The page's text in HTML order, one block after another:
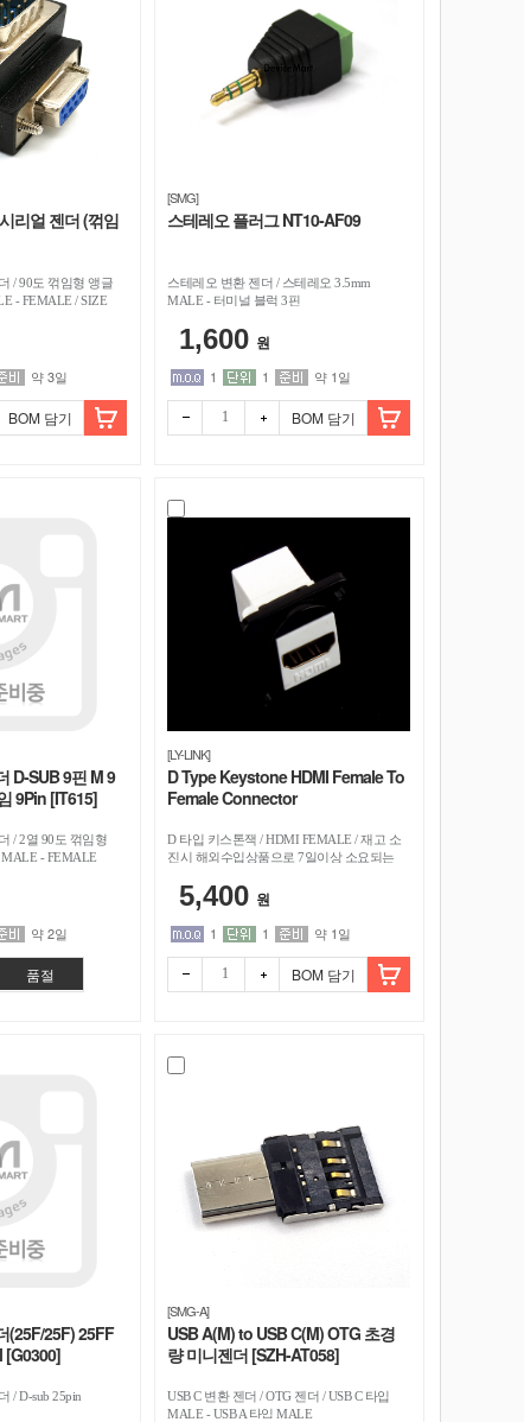
리얼 젠더 (꺾임
/ 90도 꺾임형 앵글
- FEMALE / SIZE
약 3일
BOM 담기
[SMG]
스테레오 플러그 NT10-AF09
스테레오 변환 젠더 / 스테레오 3.5mm
MALE - 터미널 블럭 3핀
1,600 원
1 1 약 1일
빼기 더하
BOM 담기
D-SUB 9핀 M 9
9Pin [IT615]
/ 2열 90도 꺾임형
MALE - FEMALE
약 2일
품절
[LY-LINK]
D Type Keystone HDMI Female To
Female Connector
D 타입 키스톤잭 / HDMI FEMALE / 재고 소
진시 해외수입상품으로 7일이상 소요되는
5,400 원
1 1 약 1일
BOM 담기
(25F/25F) 25FF
[G0300]
/ D-sub 25pin
[SMG-A]
USB A(M) to USB C(M) OTG 초경
량 미니젠더 [SZH-AT058]
USB C 변환 젠더 / OTG 젠더 / USB C 타입
MALE - USB A 타입 MALE